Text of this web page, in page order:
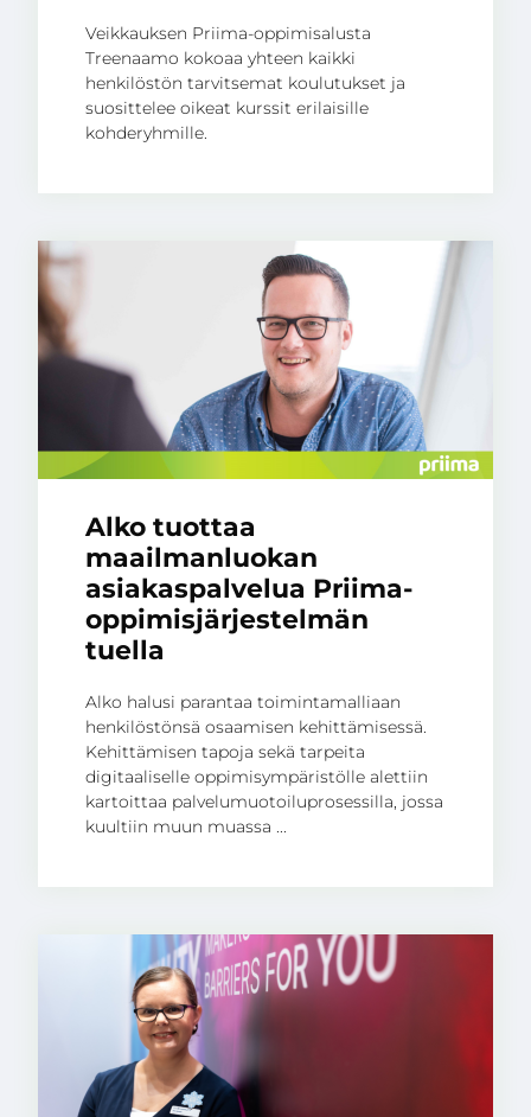
Veikkauksen Priima-oppimisalusta
Treenaamo kokoaa yhteen kaikki
henkilöstön tarvitsemat koulutukset ja
suosittelee oikeat kurssit erilaisille
kohderyhmille.
Alko tuottaa
maailmanluokan
asiakaspalvelua Priima-
oppimisjärjestelmän
tuella
Alko halusi parantaa toimintamalliaan
henkilöstönsä osaamisen kehittämisessä.
Kehittämisen tapoja sekä tarpeita
digitaaliselle oppimisympäristölle alettiin
kartoittaa palvelumuotoiluprosessilla, jossa
kuultiin muun muassa ...